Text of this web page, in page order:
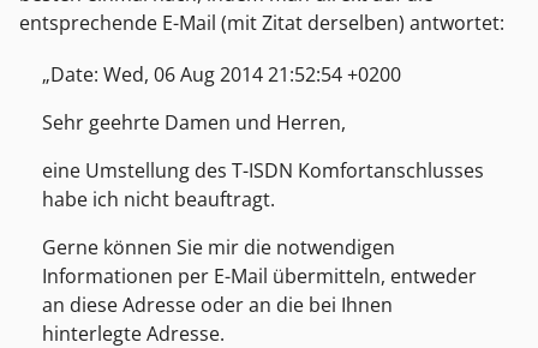
entsprechende E-Mail (mit Zitat derselben) antwortet:
Date: Wed, 06 Aug 2014 21:52:54 +0200
Sehr geehrte Damen und Herren,
eine Umstellung des T-ISDN Komfortanschlusses
habe ich nicht beauftragt.
Gerne können Sie mir die notwendigen
Informationen per E-Mail übermitteln, entweder
an diese Adresse oder an die bei Ihnen
hinterlegte Adresse.